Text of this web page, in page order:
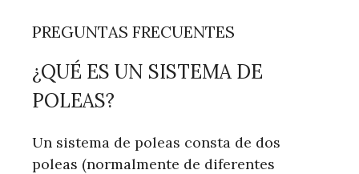
PREGUNTAS FRECUENTES
¿QUÉ ES UN SISTEMA DE
POLEAS?
Un sistema de poleas consta de dos
poleas (normalmente de diferentes